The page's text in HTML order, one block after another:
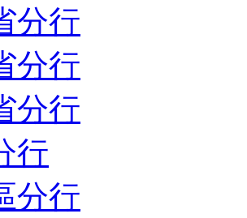
分行
分行
分行
行
分行